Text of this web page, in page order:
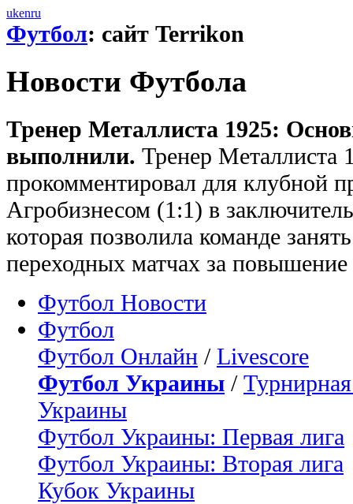
ukenru
Футбол: сайт Terrikon
Новости Футбола
Тренер Металлиста 1925:
выполнили. Тренер Металлиста
прокомментировал для клубной
Агробизнесом (1:1) в
которая позволила команде
переходных матчах за повышение
Футбол Новости
Футбол
Футбол Онлайн / Livescore
Футбол Украины /
Украины
Футбол Украины: Первая лига
Футбол Украины: Вторая лига
Кубок Украины